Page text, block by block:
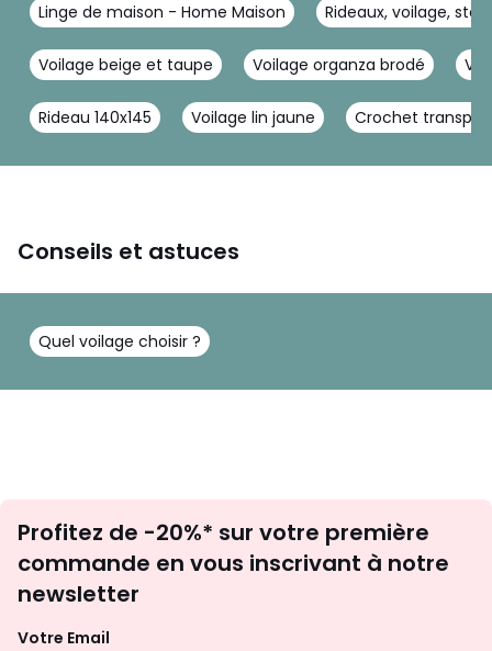
Linge de maison - Home Maison Rideaux, voilage,
Voilage beige et taupe Voilage organza brodé
Rideau 140x145 Voilage lin jaune Crochet
Conseils et astuces
Quel voilage choisir ?
newsletter
Profitez de -20%* sur votre première
commande en vous inscrivant à notre
newsletter
Votre Email